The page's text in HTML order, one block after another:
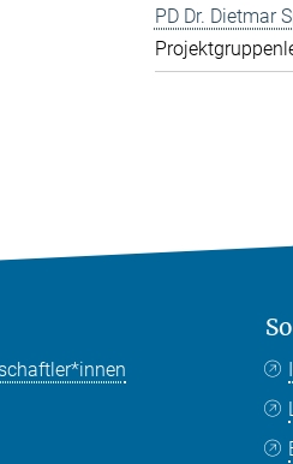
PD Dr. Dietmar